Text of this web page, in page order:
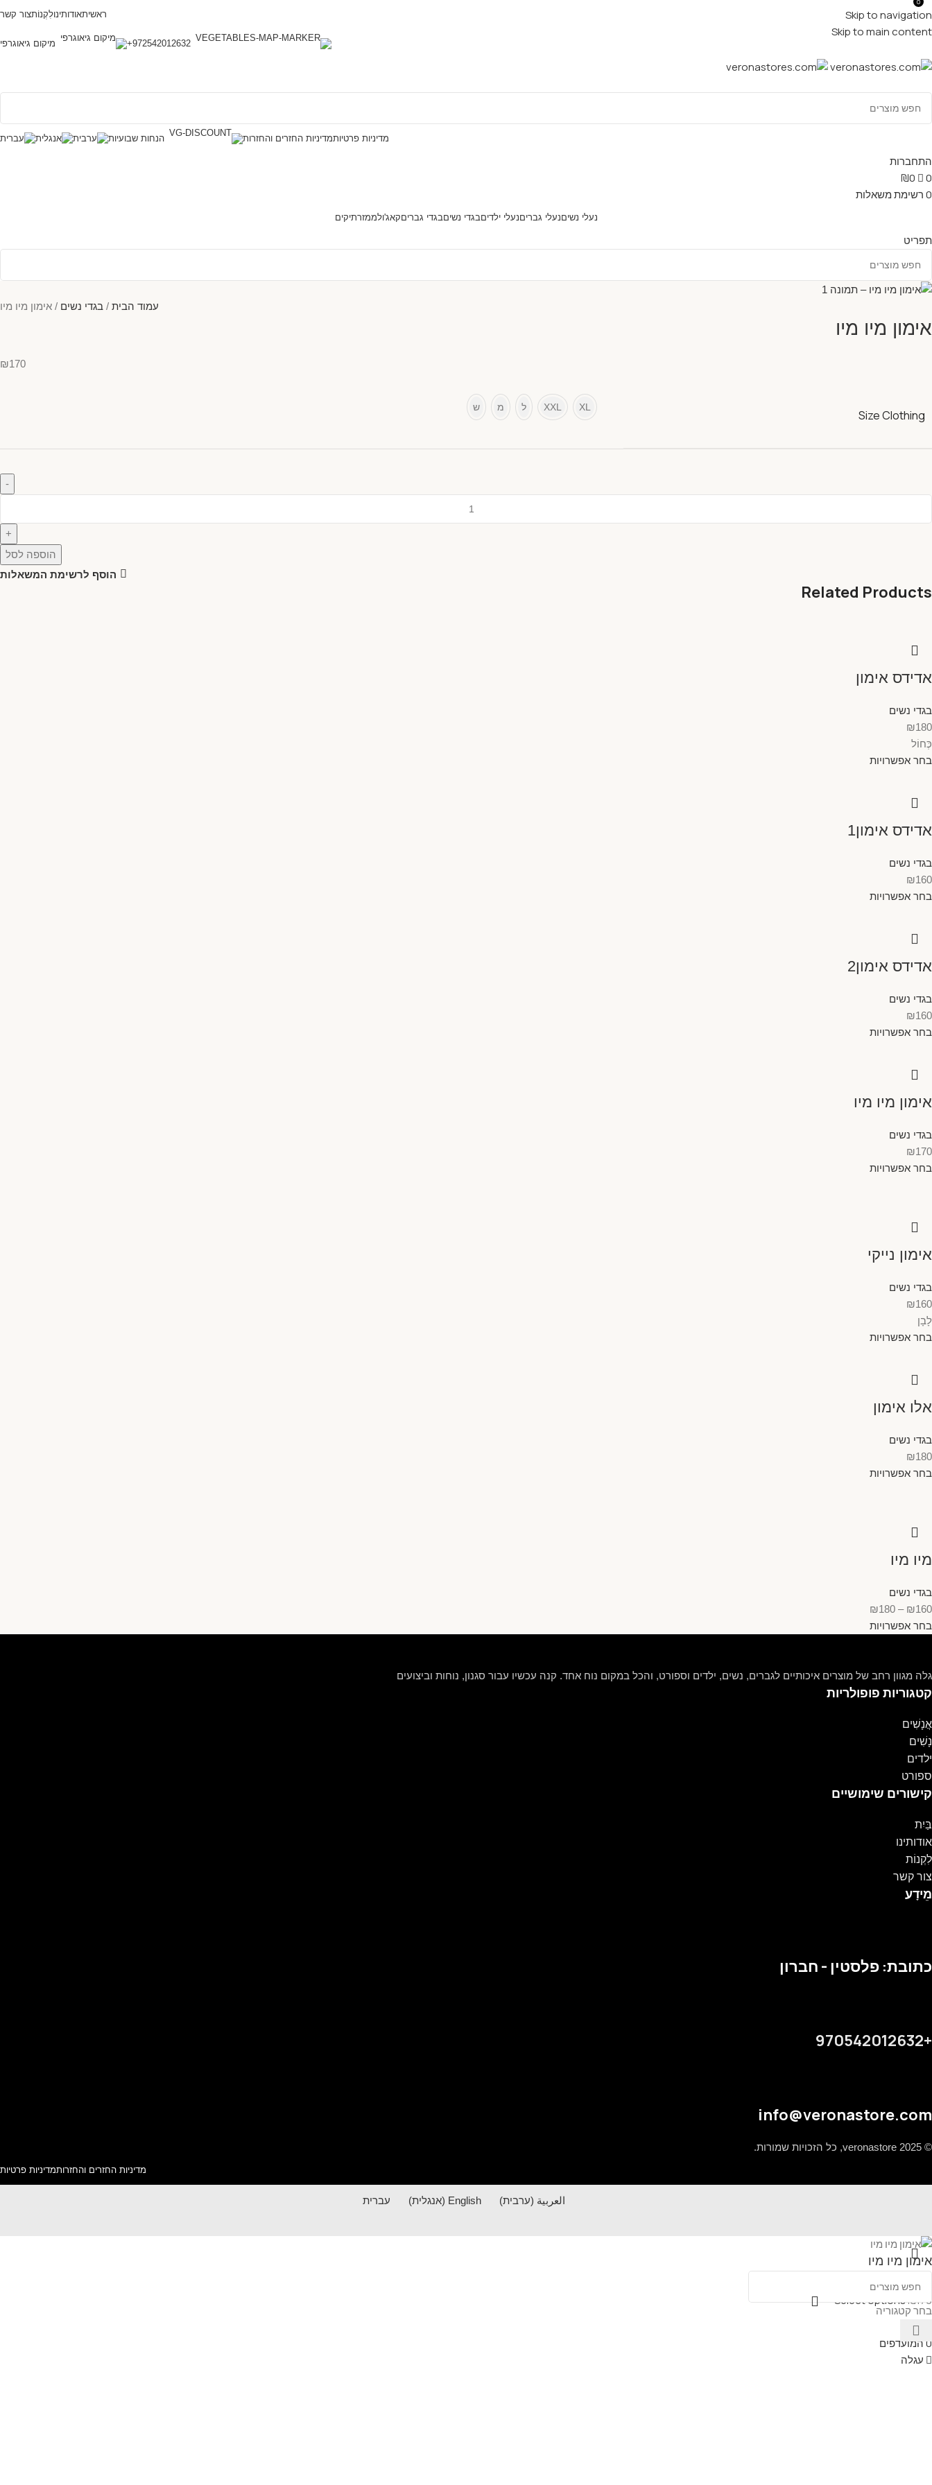
Skip to navigation
Skip to main content
ראשיתאודותינולִקְנוֹתצור קשר
972542012632+ מיקום גיאוגרפי
מדיניות פרטיותמדיניות החזרים והחזרות הנחות שבועיות
התחברות
0
₪0
0רשימת משאלות
נעלי נשיםנעלי גבריםנעלי ילדיםבגדי נשיםבגדי גבריםקאג'ולממזרתיקים
תפריט
עמוד הבית בגדי נשים אימון מיו מיו
אימון מיו מיו
₪170
Size Clothing
XL
XXL ל מ ש
הוספה לסל
הוסף לרשימת המשאלות
Related Products
אדידס אימון
בגדי נשים
₪180
כְּחוֹל
בחר אפשרויות
אדידס אימון1
בגדי נשים
₪160
בחר אפשרויות
אדידס אימון2
בגדי נשים
₪160
בחר אפשרויות
אימון מיו מיו
בגדי נשים
₪170
בחר אפשרויות
אימון נייקי
בגדי נשים
₪160
לָבָן
בחר אפשרויות
אלו אימון
בגדי נשים
₪180
בחר אפשרויות
מיו מיו
בגדי נשים
₪160
–
₪180
בחר אפשרויות
גלה מגוון רחב של מוצרים איכותיים לגברים, נשים, ילדים וספורט, והכל במקום נוח אחד. קנה עכשיו עבור סגנון, נוחות וביצועים
קטגוריות פופולריות
אֲנָשִׁים
נָשִׁים
ילדים
ספורט
קישורים שימושיים
בַּיִת
אודותינו
לִקְנוֹת
צור קשר
מֵידָע
כתובת: פלסטין - חברון
+970542012632
info@veronastore.com
© 2025 veronastore, כל הזכויות שמורות.
מדיניות החזרים והחזרותמדיניות פרטיות
العربية (ערבית)
English
(אנגלית) עברית
בחר קטגוריה
אימון מיו מיו
₪170
Select options
תפריט
0המועדפים
עגלה